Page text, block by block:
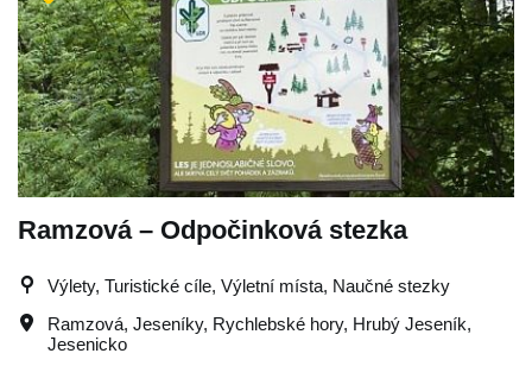
Ramzová – Odpočinková stezka
Výlety, Turistické cíle, Výletní místa, Naučné stezky
Ramzová, Jeseníky, Rychlebské hory, Hrubý Jeseník,
Jesenicko